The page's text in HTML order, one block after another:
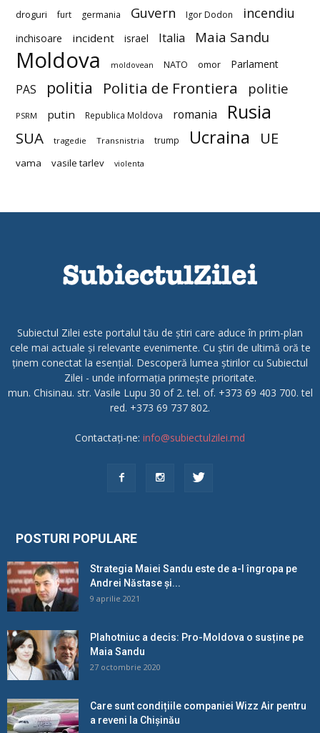
droguri furt germania Guvern Igor Dodon incendiu
inchisoare incident israel Italia Maia Sandu
Moldova moldovean NATO omor Parlament
PAS politia Politia de Frontiera politie
PSRM putin Republica Moldova romania Rusia
SUA tragedie Transnistria trump Ucraina UE
vama vasile tarlev violenta
Subiectul Zilei este portalul tău de știri care aduce în prim-plan
cele mai actuale și relevante evenimente. Cu știri de ultimă oră te
ținem conectat la esențial. Descoperă lumea știrilor cu Subiectul
Zilei - unde informația primește prioritate.
mun. Chisinau. str. Vasile Lupu 30 of 2. tel. of. +373 69 403 700. tel
red. +373 69 737 802.
Contactați-ne: info@subiectulzilei.md
POSTURI POPULARE
Strategia Maiei Sandu este de a-l îngropa pe
Andrei Năstase și...
9 aprilie 2021
Plahotniuc a decis: Pro-Moldova o susține pe
Maia Sandu
27 octombrie 2020
Care sunt condițiile companiei Wizz Air pentru
a reveni la Chișinău